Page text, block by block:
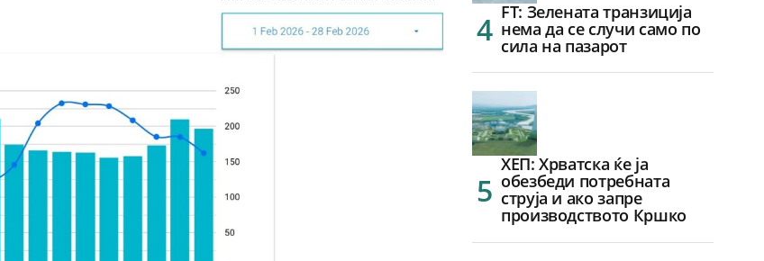
FT: Зелената транзиција
нема да се случи само по
сила на пазарот
ХЕП: Хрватска ќе ја
обезбеди потребната
струја и ако запре
производството Кршко